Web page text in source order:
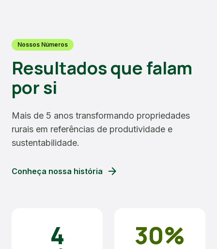
Nossos Números
Resultados que falam
por si
Mais de 5 anos transformando propriedades
rurais em referências de produtividade e
sustentabilidade.
Conheça nossa história arrow_forward
4 30%